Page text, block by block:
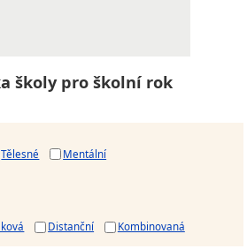
školy pro školní rok
Tělesné
Mentální
Distanční Kombinovaná